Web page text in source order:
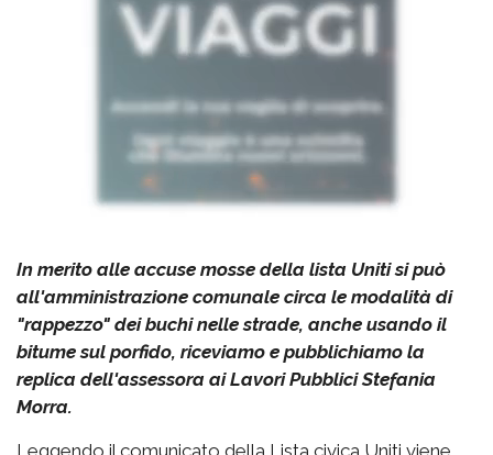
In merito alle accuse mosse della lista Uniti si può
all'amministrazione comunale circa le modalità di
"rappezzo" dei buchi nelle strade, anche usando il
bitume sul porfido, riceviamo e pubblichiamo la
replica dell'assessora ai Lavori Pubblici Stefania
Morra.